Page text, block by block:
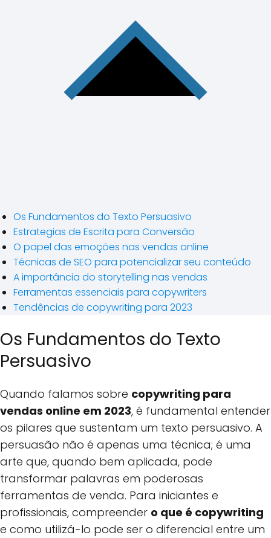
Os Fundamentos do Texto Persuasivo
Estrategias de Escrita para Conversão
O papel das emoções nas vendas online
Técnicas de SEO para potencializar seu conteúdo
A importância do storytelling nas vendas
Ferramentas essenciais para copywriters
Tendências de copywriting para 2023
Os Fundamentos do Texto
Persuasivo
Quando falamos sobre copywriting para
vendas online em 2023, é fundamental entender
os pilares que sustentam um texto persuasivo. A
persuasão não é apenas uma técnica; é uma
arte que, quando bem aplicada, pode
transformar palavras em poderosas
ferramentas de venda. Para iniciantes e
profissionais, compreender o que é copywriting
e como utilizá-lo pode ser o diferencial entre um